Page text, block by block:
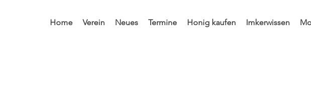
Home Verein Neues Termine Honig kaufen Imkerwissen